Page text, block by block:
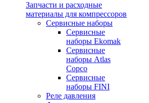
Запчасти и расходные
материалы для компрессоров
Cервисные наборы
Сервисные
наборы Ekomak
Cервисные
наборы Atlas
Copco
Сервисные
наборы FINI
Реле давления